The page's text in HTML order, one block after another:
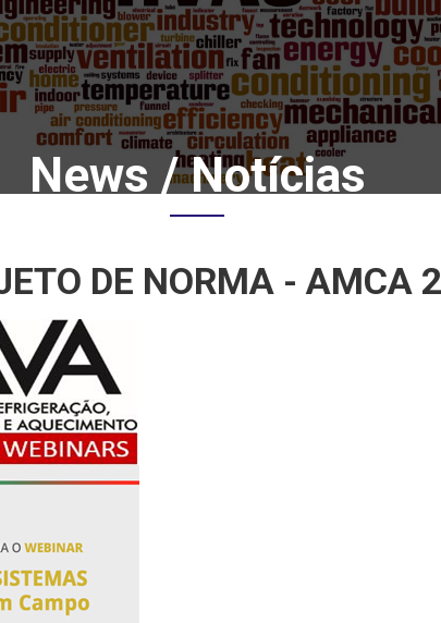
News / Notícias
DE NORMA - AMCA